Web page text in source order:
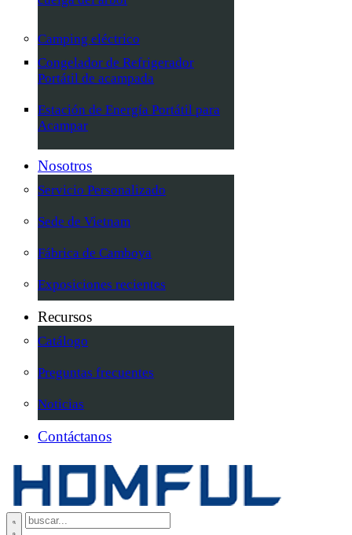
Camping eléctrico
Congelador de Refrigerador
Portátil de acampada
Estación de Energía Portátil para
Acampar
Nosotros
Servicio Personalizado
Sede de Vietnam
Fábrica de Camboya
Exposiciones recientes
Recursos
Catálogo
Preguntas frecuentes
Noticias
Contáctanos